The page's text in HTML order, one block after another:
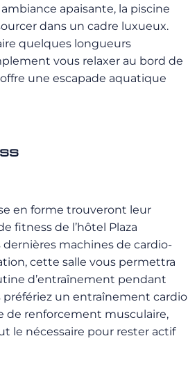
apaisante, la piscine
dans un cadre luxueux.
quelques longueurs
vous relaxer au bord de
offre une escapade aquatique
en forme trouveront leur
fitness de l’hôtel Plaza
machines de cardio-
cette salle vous permettra
d’entraînement pendant
préfériez un entraînement cardio
de renforcement musculaire,
le nécessaire pour rester actif